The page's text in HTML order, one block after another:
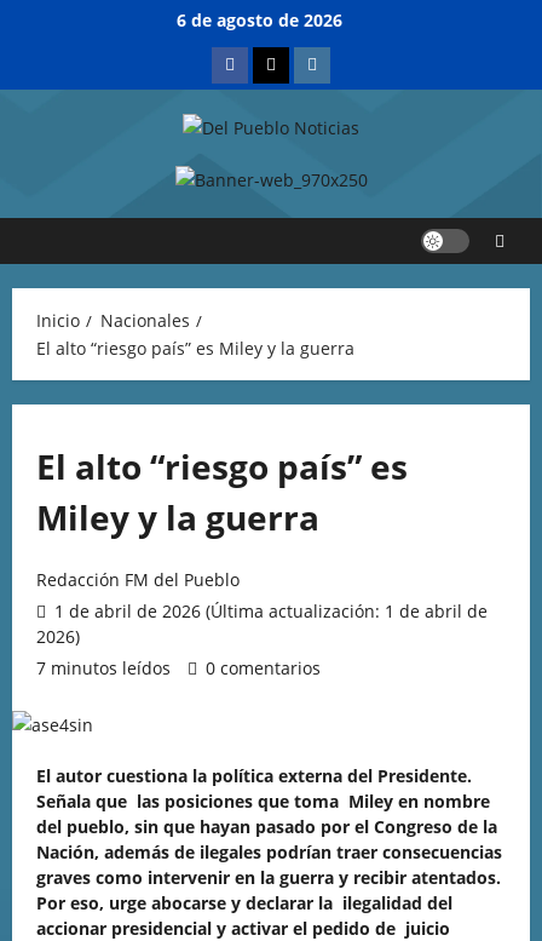
6 de agosto de 2026
Inicio
Nacionales
El alto “riesgo país” es Miley y la guerra
El alto “riesgo país” es
Miley y la guerra
Redacción FM del Pueblo
1 de abril de 2026 (Última actualización: 1 de abril de
2026)
7 minutos leídos
0 comentarios
El autor cuestiona la política externa del Presidente.
Señala que las posiciones que toma Miley en nombre
del pueblo, sin que hayan pasado por el Congreso de la
Nación, además de ilegales podrían traer consecuencias
graves como intervenir en la guerra y recibir atentados.
Por eso, urge abocarse y declarar la ilegalidad del
accionar presidencial y activar el pedido de juicio